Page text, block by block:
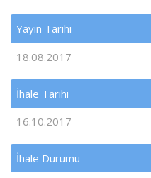
Yayın Tarihi
18.08.2017
İhale Tarihi
16.10.2017
İhale Durumu